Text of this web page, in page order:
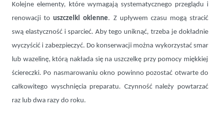
Kolejne elementy, które wymagają systematycznego przeglądu i
renowacji touszczelki okienne. Z upływem czasu mogą stracić
swą elastyczność i sparcieć. Aby tego uniknąć, trzeba je dokładnie
wyczyścić i zabezpieczyć. Do konserwacji można wykorzystać smar
lub wazelinę, którą nakłada się na uszczelkę przy pomocy miękkiej
ściereczki. Po nasmarowaniu okno powinno pozostać otwarte do
całkowitego wyschnięcia preparatu. Czynność należy powtarzać
raz lub dwa razy do roku.